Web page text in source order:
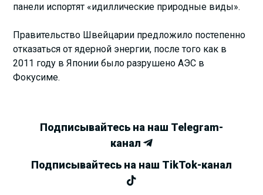
панели испортят «идиллические природные виды».
Правительство Швейцарии предложило постепенно
отказаться от ядерной энергии, после того как в
2011 году в Японии было разрушено АЭС в
Фокусиме.
Подписывайтесь на наш Telegram-
канал
Подписывайтесь на наш TikTok-канал